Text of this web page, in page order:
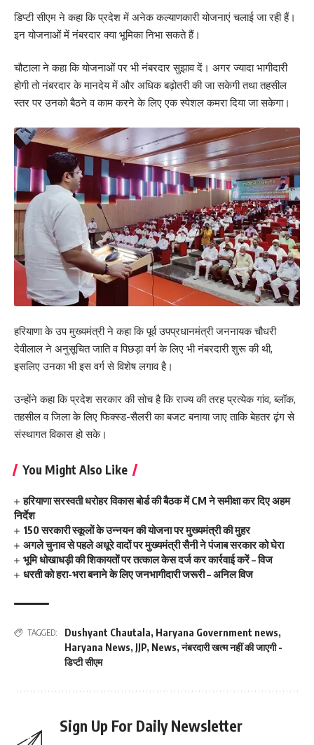
डिप्टी सीएम ने कहा कि प्रदेश में अनेक कल्याणकारी योजनाएं चलाई जा रही हैं।
इन योजनाओं में नंबरदार क्या भूमिका निभा सकते हैं।
चौटाला ने कहा कि योजनाओं पर भी नंबरदार सुझाव दें। अगर ज्यादा भागीदारी
होगी तो नंबरदार के मानदेय में और अधिक बढ़ोतरी की जा सकेगी तथा तहसील
स्तर पर उनको बैठने व काम करने के लिए एक स्पेशल कमरा दिया जा सकेगा।
हरियाणा के उप मुख्यमंत्री ने कहा कि पूर्व उपप्रधानमंत्री जननायक चौधरी
देवीलाल ने अनुसूचित जाति व पिछड़ा वर्ग के लिए भी नंबरदारी शुरू की थी,
इसलिए उनका भी इस वर्ग से विशेष लगाव है।
उन्होंने कहा कि प्रदेश सरकार की सोच है कि राज्य की तरह प्रत्येक गांव, ब्लॉक,
तहसील व जिला के लिए फिक्स्ड-सैलरी का बजट बनाया जाए ताकि बेहतर ढ़ंग से
संस्थागत विकास हो सके।
You Might Also Like
हरियाणा सरस्वती धरोहर विकास बोर्ड की बैठक में CM ने समीक्षा कर दिए अहम
निर्देश
150 सरकारी स्कूलों के उन्नयन की योजना पर मुख्यमंत्री की मुहर
अगले चुनाव से पहले अधूरे वादों पर मुख्यमंत्री सैनी ने पंजाब सरकार को घेरा
भूमि धोखाधड़ी की शिकायतों पर तत्काल केस दर्ज कर कार्रवाई करें – विज
धरती को हरा-भरा बनाने के लिए जनभागीदारी जरूरी – अनिल विज
TAGGED: Dushyant Chautala, Haryana Government news,
Haryana News, JJP, News,नंबरदारी खत्म नहीं की जाएगी -
डिप्टी सीएम
Sign Up For Daily Newsletter